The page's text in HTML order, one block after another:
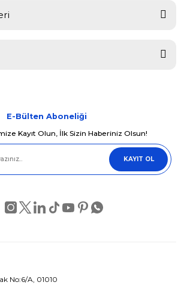
teşekkür ederiz.
bozuk veya görüntülenemiyor.
eksik bilgiler bulunuyor.
alternatifler olmalı.
E-Bülten Aboneliği
Kayıt Olun, İlk Sizin Haberiniz Olsun!
KAYIT OL
No:6/A, 01010